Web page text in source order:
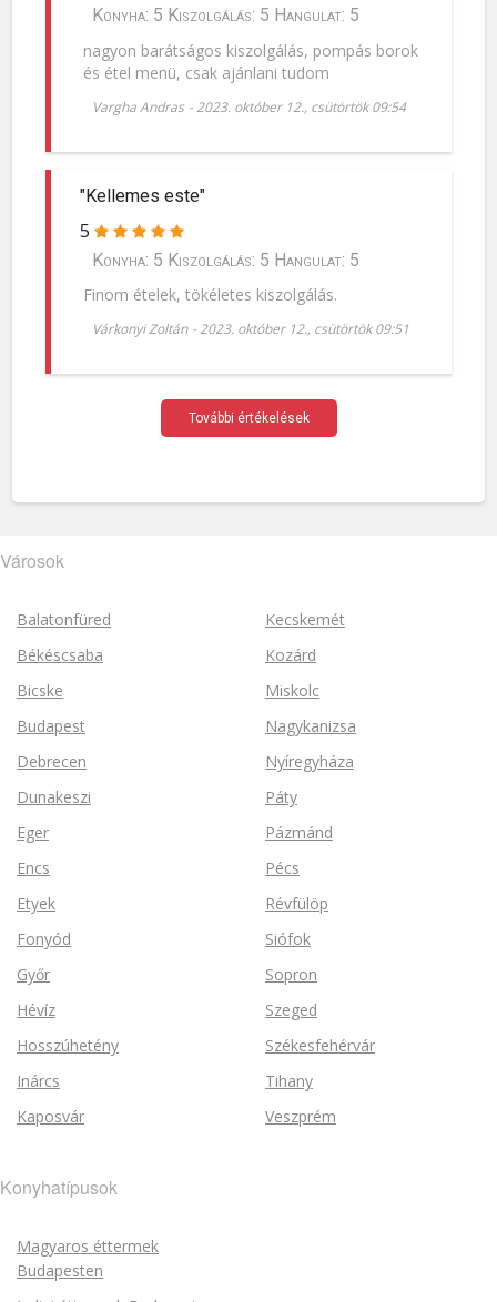
Konyha: 5 Kiszolgálás: 5 Hangulat: 5
nagyon barátságos kiszolgálás, pompás borok
és étel menü, csak ajánlani tudom
Vargha Andras -2023. október 12., csütörtök 09:54
"Kellemes este"
5
Konyha: 5 Kiszolgálás: 5 Hangulat: 5
Finom ételek, tökéletes kiszolgálás.
Várkonyi Zoltán -2023. október 12., csütörtök 09:51
További értékelések
Városok
Balatonfüred
Békéscsaba
Bicske
Budapest
Debrecen
Dunakeszi
Eger
Encs
Etyek
Fonyód
Győr
Hévíz
Hosszúhetény
Inárcs
Kaposvár
Kecskemét
Kozárd
Miskolc
Nagykanizsa
Nyíregyháza
Páty
Pázmánd
Pécs
Révfülöp
Siófok
Sopron
Szeged
Székesfehérvár
Tihany
Veszprém
Konyhatípusok
Magyaros éttermek
Budapesten